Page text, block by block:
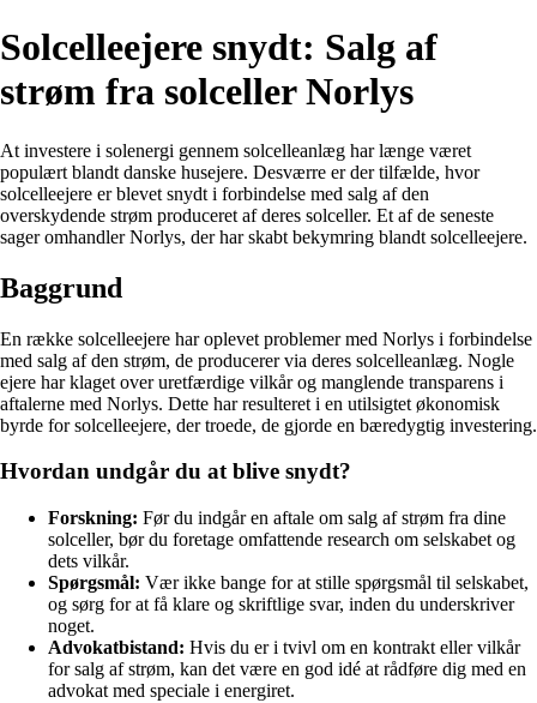
Solcelleejere snydt: Salg af
strøm fra solceller Norlys
At investere i solenergi gennem solcelleanlæg har længe været
populært blandt danske husejere. Desværre er der tilfælde, hvor
solcelleejere er blevet snydt i forbindelse med salg af den
overskydende strøm produceret af deres solceller. Et af de seneste
sager omhandler Norlys, der har skabt bekymring blandt solcelleejere.
Baggrund
En række solcelleejere har oplevet problemer med Norlys i forbindelse
med salg af den strøm, de producerer via deres solcelleanlæg. Nogle
ejere har klaget over uretfærdige vilkår og manglende transparens i
aftalerne med Norlys. Dette har resulteret i en utilsigtet økonomisk
byrde for solcelleejere, der troede, de gjorde en bæredygtig investering.
Hvordan undgår du at blive snydt?
Forskning: Før du indgår en aftale om salg af strøm fra dine
solceller, bør du foretage omfattende research om selskabet og
dets vilkår.
Spørgsmål: Vær ikke bange for at stille spørgsmål til selskabet,
og sørg for at få klare og skriftlige svar, inden du underskriver
noget.
Advokatbistand: Hvis du er i tvivl om en kontrakt eller vilkår
for salg af strøm, kan det være en god idé at rådføre dig med en
advokat med speciale i energiret.